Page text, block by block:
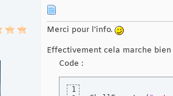
Merci pour l'info.
Effectivement cela marche
Code :
1